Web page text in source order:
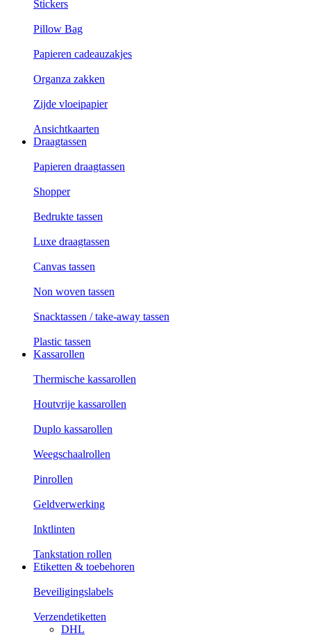
Stickers
Pillow Bag
Papieren cadeauzakjes
Organza zakken
Zijde vloeipapier
Ansichtkaarten
Draagtassen
Papieren draagtassen
Shopper
Bedrukte tassen
Luxe draagtassen
Canvas tassen
Non woven tassen
Snacktassen / take-away tassen
Plastic tassen
Kassarollen
Thermische kassarollen
Houtvrije kassarollen
Duplo kassarollen
Weegschaalrollen
Pinrollen
Geldverwerking
Inktlinten
Tankstation rollen
Etiketten & toebehoren
Beveiligingslabels
Verzendetiketten
DHL